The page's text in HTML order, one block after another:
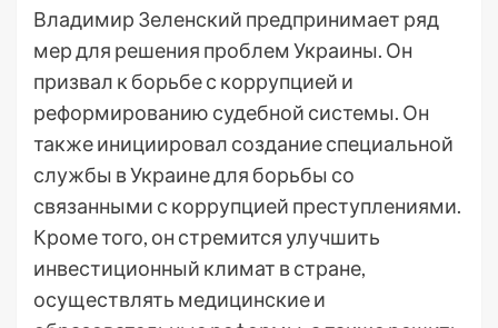
Владимир Зеленский предпринимает ряд
мер для решения проблем Украины. Он
призвал к борьбе с коррупцией и
реформированию судебной системы. Он
также инициировал создание специальной
службы в Украине для борьбы со
связанными с коррупцией преступлениями.
Кроме того, он стремится улучшить
инвестиционный климат в стране,
осуществлять медицинские и